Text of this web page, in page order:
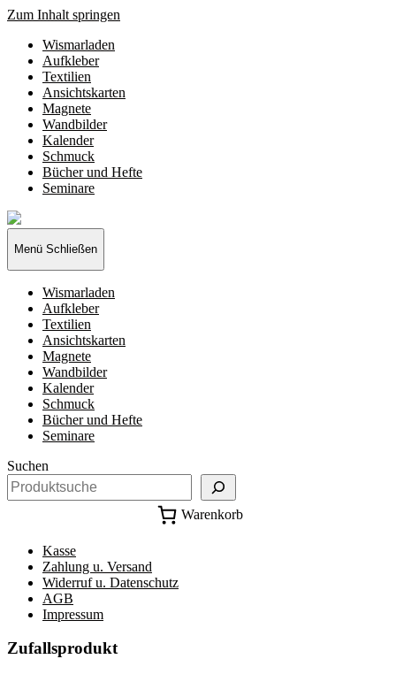
Zum Inhalt springen
Wismarladen
Aufkleber
Textilien
Ansichtskarten
Magnete
Wandbilder
Kalender
Schmuck
Bücher und Hefte
Seminare
Wismarladen
-
deine
Produzentengemeinschaft
Menü Schließen
Wismarladen
Aufkleber
Textilien
Ansichtskarten
Magnete
Wandbilder
Kalender
Schmuck
Bücher und Hefte
Seminare
Suchen
Warenkorb
Kasse
Zahlung u. Versand
Widerruf u. Datenschutz
AGB
Impressum
Zufallsprodukt